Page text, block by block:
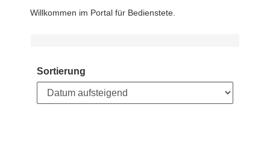
Willkommen im Portal für Bedienstete.
Sortierung